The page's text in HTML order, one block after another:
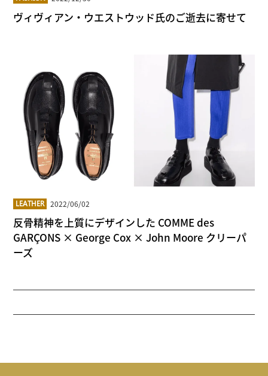
ヴィヴィアン・ウエストウッド氏のご逝去に寄せて
LEATHER 2022/06/02
反骨精神を上質にデザインした COMME des
GARÇONS × George Cox × John Moore クリーパ
ーズ